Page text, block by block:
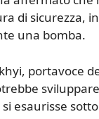
di sicurezza,
una bomba.
portavoce
si esaurisse